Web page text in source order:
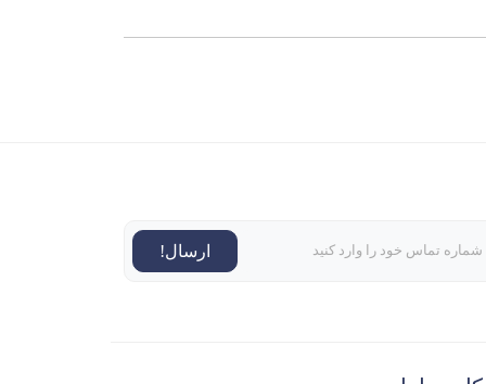
ارسال!